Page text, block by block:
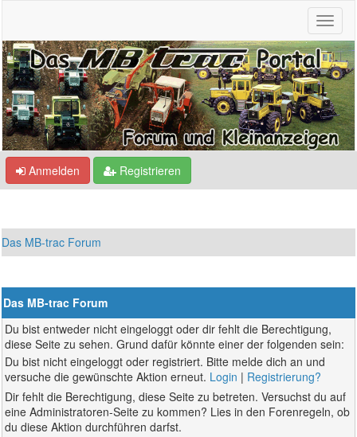
Anmelden Registrieren
Das MB-trac Forum
Das MB-trac Forum
Du bist entweder nicht eingeloggt oder dir fehlt die Berechtigung,
diese Seite zu sehen. Grund dafür könnte einer der folgenden sein:
Du bist nicht eingeloggt oder registriert. Bitte melde dich an und
versuche die gewünschte Aktion erneut. Login | Registrierung?
Dir fehlt die Berechtigung, diese Seite zu betreten. Versuchst du auf
eine Administratoren-Seite zu kommen? Lies in den Forenregeln, ob
du diese Aktion durchführen darfst.